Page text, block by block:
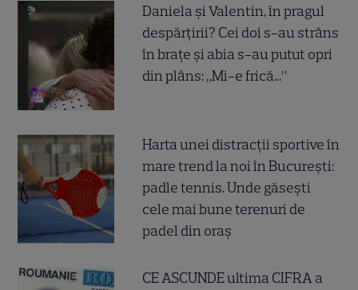
Daniela și Valentin, în pragul
despărțirii? Cei doi s-au strâns
în brațe și abia s-au putut opri
din plâns: „Mi-e frică...”
Harta unei distracții sportive în
mare trend la noi în București:
padle tennis. Unde găsești
cele mai bune terenuri de
padel din oraș
CE ASCUNDE ultima CIFRA a